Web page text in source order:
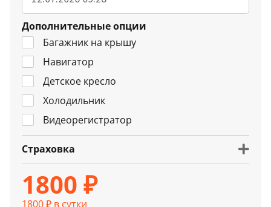
Дополнительные опции
Багажник на крышу
Навигатор
Детское кресло
Холодильник
Видеорегистратор
Страховка
1800 ₽
1800 ₽ в сутки